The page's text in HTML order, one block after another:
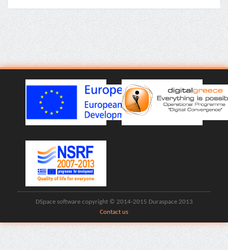
DSpace software copyright © 2014-2015 Duraspace 2013
Contact us